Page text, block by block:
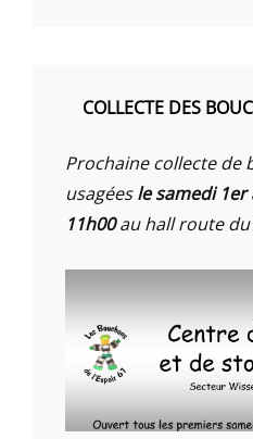
COLLECTE DES
Prochaine collecte de
usagéesle samedi 1er
11h00au hall route du